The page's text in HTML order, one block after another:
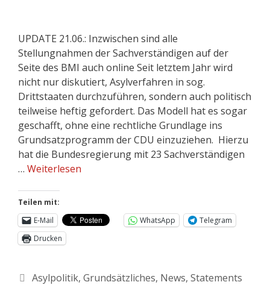
UPDATE 21.06.: Inzwischen sind alle
Stellungnahmen der Sachverständigen auf der
Seite des BMI auch online Seit letztem Jahr wird
nicht nur diskutiert, Asylverfahren in sog.
Drittstaaten durchzuführen, sondern auch politisch
teilweise heftig gefordert. Das Modell hat es sogar
geschafft, ohne eine rechtliche Grundlage ins
Grundsatzprogramm der CDU einzuziehen. Hierzu
hat die Bundesregierung mit 23 Sachverständigen
… Weiterlesen
Teilen mit:
E-Mail
WhatsApp
Telegram
Drucken
Asylpolitik, Grundsätzliches, News, Statements